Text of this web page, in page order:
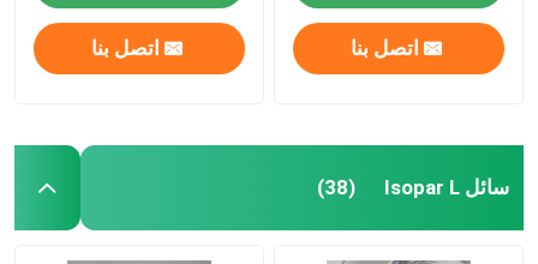
اتصل بنا اتصل بنا
سائل Isopar L (38)